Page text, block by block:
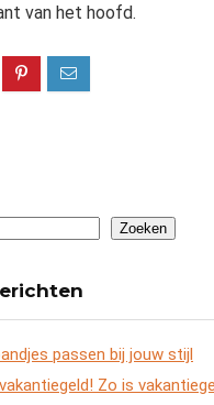
van het hoofd.
Zoeken
passen bij jouw stijl
Zo is